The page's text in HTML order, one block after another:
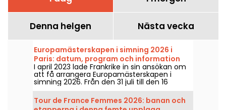
Denna helgen Nästa vecka
Europamästerskapen i simning 2026 i
Paris: datum, program och information
om tävlingen
I april 2023 lade Frankrike in sin ansökan om
att få arrangera Europamästerskapen i
simning 2026. Från den 31 juli till den 16
augusti väntar Centre Aquatique Olympique
på att du kommer för att heja på våra
simmare. Här är all information du behöver
Tour de France Femmes 2026: banan och